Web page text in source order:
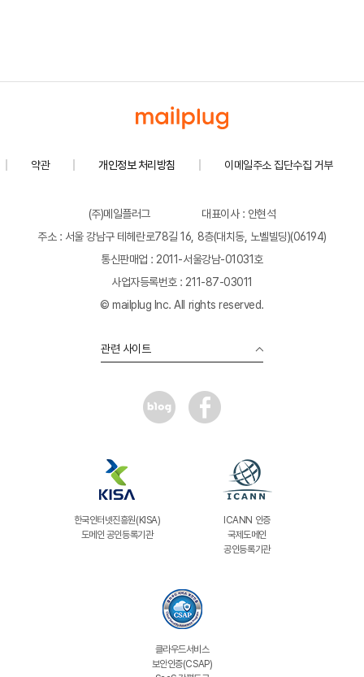
약관 개인정보 처리방침 이메일주소 집단수집 거부
(주)메일플러그
대표이사 : 안현석
주소 : 서울 강남구 테헤란로78길 16, 8층(대치동, 노벨빌딩)(06194)
통신판매업 : 2011-서울강남-01031호
사업자등록번호 : 211-87-03011
© mailplug Inc. All rights reserved.
관련 사이트
한국인터넷진흥원(KISA)
도메인 공인등록기관
ICANN 인증
국제도메인
공인등록기관
클라우드서비스
보안인증(CSAP)